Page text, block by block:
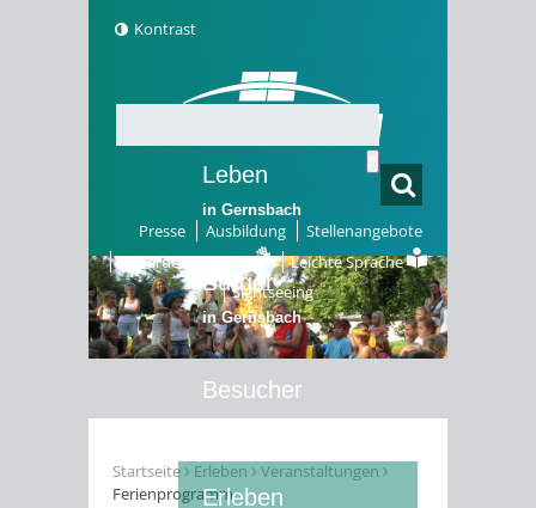
Kontrast
Presse Ausbildung
Stellenangebote
Gebärdensprache
Leichte Sprache
Sightseeing
Leben
in Gernsbach
Bürger
in Gernsbach
Besucher
Erleben
Startseite Erleben
Veranstaltungen
Ferienprogramm